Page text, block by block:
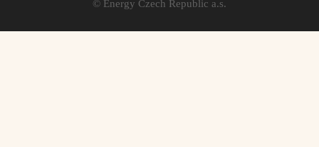
© Energy Czech Republic a.s.